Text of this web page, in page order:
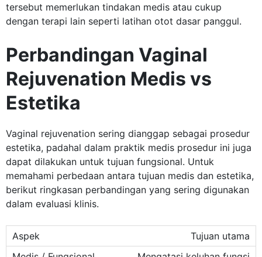
tersebut memerlukan tindakan medis atau cukup
dengan terapi lain seperti latihan otot dasar panggul.
Perbandingan Vaginal
Rejuvenation Medis vs
Estetika
Vaginal rejuvenation sering dianggap sebagai prosedur
estetika, padahal dalam praktik medis prosedur ini juga
dapat dilakukan untuk tujuan fungsional. Untuk
memahami perbedaan antara tujuan medis dan estetika,
berikut ringkasan perbandingan yang sering digunakan
dalam evaluasi klinis.
Tujuan utama